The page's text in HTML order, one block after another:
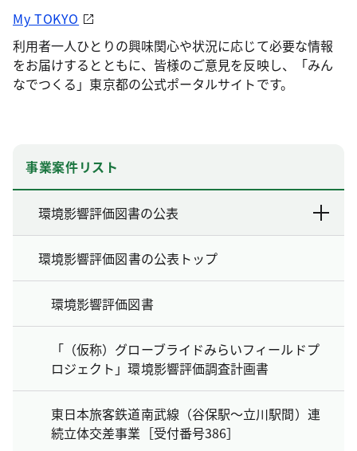
My TOKYO
利用者一人ひとりの興味関心や状況に応じて必要な情報
をお届けするとともに、皆様のご意見を反映し、「みん
なでつくる」東京都の公式ポータルサイトです。
事業案件リスト
環境影響評価図書の公表
環境影響評価図書の公表トップ
環境影響評価図書
「（仮称）グローブライドみらいフィールドプ
ロジェクト」環境影響評価調査計画書
東日本旅客鉄道南武線（谷保駅～立川駅間）連
続立体交差事業［受付番号386］